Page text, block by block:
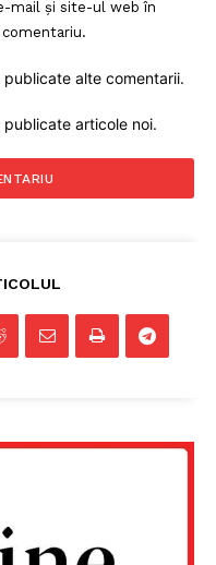
mail și site-ul web în
alte comentarii.
articole noi.